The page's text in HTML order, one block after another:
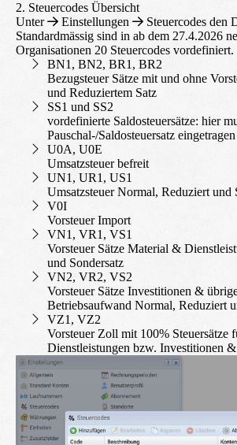
2. Steuercodes Übersicht
Unter
Einstellungen Steuercodes den
Standardmässig sind in ab dem 27.4.2026
Organisationen 20 Steuercodes vordefiniert.
BN1, BN2, BR1, BR2
Bezugsteuer Sätze mit und ohne
und Reduziertem Satz
SS1 und SS2
vordefinierte Saldosteuersätze: hier
Pauschal-/Saldosteuersatz
U0A, U0E
Umsatzsteuer befreit
UN1, UR1, US1
UmsatzsteuerNormal, Reduziert und
V0I
Vorsteuer Import
VN1, VR1, VS1
Vorsteuer Sätze Material &
und Sondersatz
VN2, VR2, VS2
Vorsteuer Sätze Investitionen &
Betriebsaufwand Normal, Reduziert
VZ1, VZ2
Vorsteuer Zoll mit 100% Steuersätze
Dienstleistungen bzw. Investitionen